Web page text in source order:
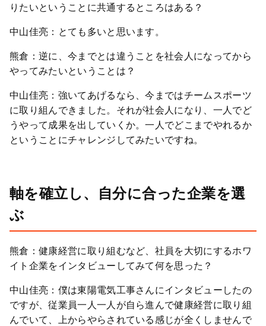
りたいということに共通するところはある？
中山佳亮：とても多いと思います。
熊倉：逆に、今までとは違うことを社会人になってから
やってみたいということは？
中山佳亮：強いてあげるなら、今まではチームスポーツ
に取り組んできました。それが社会人になり、一人でど
うやって成果を出していくか。一人でどこまでやれるか
ということにチャレンジしてみたいですね。
軸を確立し、自分に合った企業を選
ぶ
熊倉：健康経営に取り組むなど、社員を大切にするホワ
イト企業をインタビューしてみて何を思った？
中山佳亮：僕は東陽電気工事さんにインタビューしたの
ですが、従業員一人一人が自ら進んで健康経営に取り組
んでいて、上からやらされている感じが全くしませんで